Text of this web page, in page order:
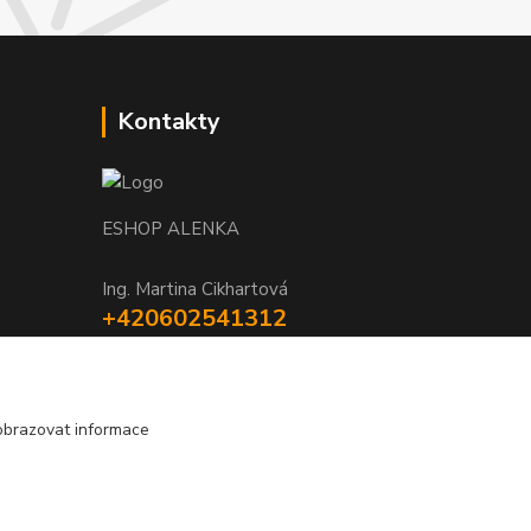
Kontakty
ESHOP ALENKA
Ing. Martina Cikhartová
+420602541312
informace